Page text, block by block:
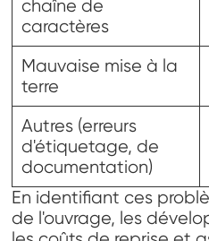
chaîne de
caractères
Mauvaise mise à la
terre
Autres (erreurs
d'étiquetage, de
documentation)
En identifiant ces
de l'ouvrage, les